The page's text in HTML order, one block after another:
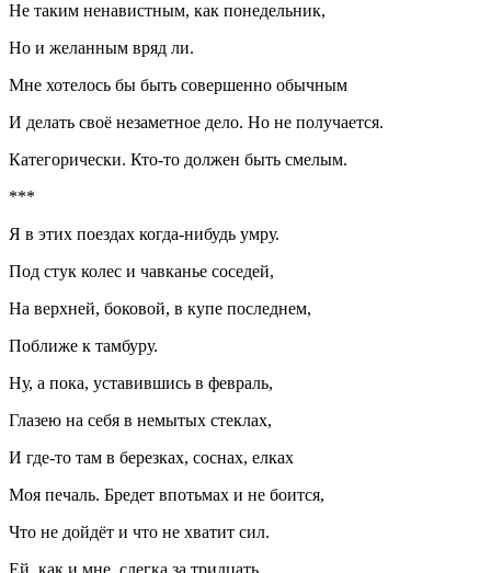
Не таким ненавистным, как понедельник,
Но и желанным вряд ли.
Мне хотелось бы быть совершенно обычным
И делать своё незаметное дело. Но не получается.
Категорически. Кто-то должен быть смелым.
***
Я в этих поездах когда-нибудь умру.
Под стук колес и чавканье соседей,
На верхней, боковой, в купе последнем,
Поближе к тамбуру.
Ну, а пока, уставившись в февраль,
Глазею на себя в немытых стеклах,
И где-то там в березках, соснах, елках
Моя печаль. Бредет впотьмах и не боится,
Что не дойдёт и что не хватит сил.